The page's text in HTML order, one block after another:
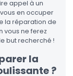
appel à un
en occuper
la réparation de
vous ne ferez
but recherché !
la
?